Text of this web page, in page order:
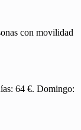
con movilidad
64 €. Domingo: